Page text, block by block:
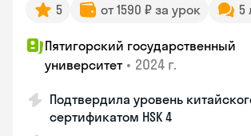
5 от 1590 ₽ за урок 5
Пятигорский государственный
университет • 2024 г.
Подтвердила уровень
сертификатом HSK 4